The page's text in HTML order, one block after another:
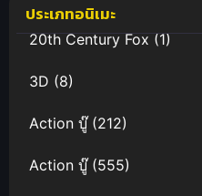
ประเภทอนิเมะ
20th Century Fox(1)
3D (8)
Action บู๊(212)
Action บู๊(555)